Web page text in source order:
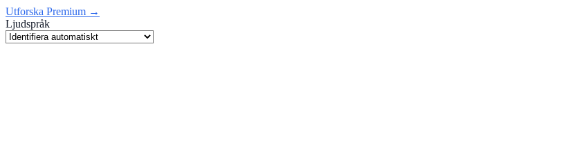
Utforska Premium →
Ljudspråk